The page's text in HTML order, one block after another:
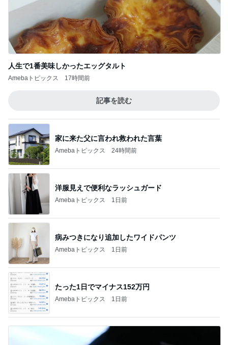
人生で1番美味しかったエッグタルト
Amebaトピックス 17時間前
記事を読む
家に来た父に言われ救われた言葉
Amebaトピックス 24時間前
洋服見えで便利なラッシュガード
Amebaトピックス 1日前
病みつきになり追加したワイドパンツ
Amebaトピックス 1日前
たった1日でマイナス152万円
Amebaトピックス 1日前